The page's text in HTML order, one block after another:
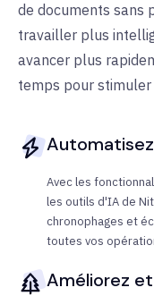
de documents sans
travailler plus
avancer plus
temps pour stimuler
Avec les
les outils d'IA de
chronophages et
toutes vos
Améliorez